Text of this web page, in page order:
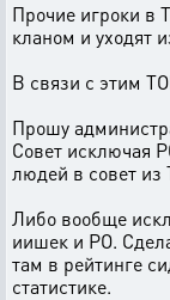
Прочие игроки в
кланом и уходят
В связи с этим
Прошу
Совет исключая
людей в совет из
Либо вообще
иишек и РО.
там в рейтинге
статистике.